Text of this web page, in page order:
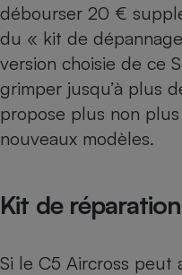
débourser 20 €
du « kit de
version choisie de ce
grimper jusqu’à plus
propose plus non
nouveaux modèles.
Kit de réparation
Si le C5 Aircross peut